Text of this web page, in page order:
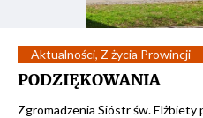
Aktualności, Z życia Prowincji
PODZIĘKOWANIA
Zgromadzenia Sióstr św. Elżbiety